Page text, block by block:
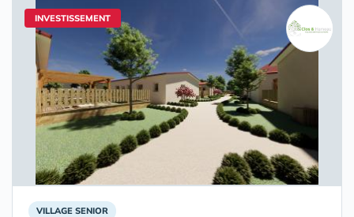
INVESTISSEMENT
VILLAGE SENIOR